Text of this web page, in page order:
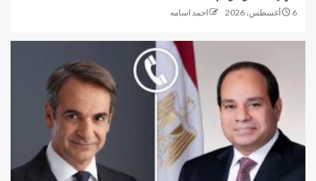
6 أغسطس، 2026 احمد اسامه